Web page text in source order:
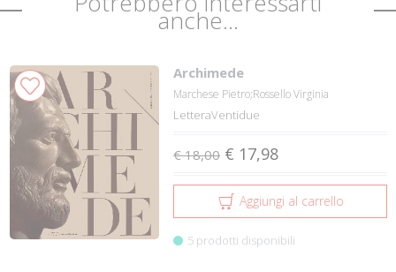
anche...
Archimede
Marchese Pietro;Rossello Virginia
LetteraVentidue
€ 18,00 € 17,98
Aggiungi al carrello
5 prodotti disponibili